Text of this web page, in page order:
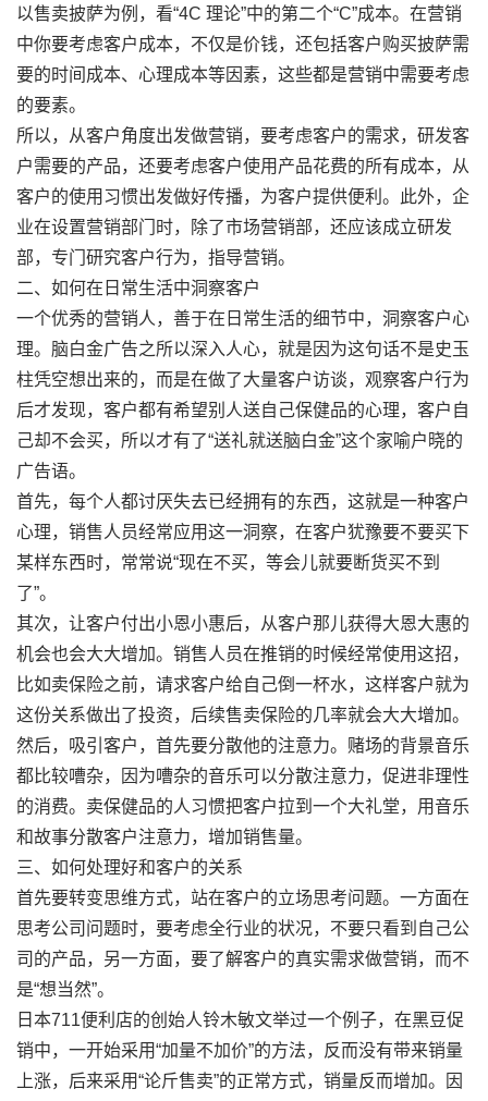
以售卖披萨为例，看“4C 理论”中的第二个“C”成本。在营销
中你要考虑客户成本，不仅是价钱，还包括客户购买披萨需
要的时间成本、心理成本等因素，这些都是营销中需要考虑
的要素。
所以，从客户角度出发做营销，要考虑客户的需求，研发客
户需要的产品，还要考虑客户使用产品花费的所有成本，从
客户的使用习惯出发做好传播，为客户提供便利。此外，企
业在设置营销部门时，除了市场营销部，还应该成立研发
部，专门研究客户行为，指导营销。
二、如何在日常生活中洞察客户
一个优秀的营销人，善于在日常生活的细节中，洞察客户心
理。脑白金广告之所以深入人心，就是因为这句话不是史玉
柱凭空想出来的，而是在做了大量客户访谈，观察客户行为
后才发现，客户都有希望别人送自己保健品的心理，客户自
己却不会买，所以才有了“送礼就送脑白金”这个家喻户晓的
广告语。
首先，每个人都讨厌失去已经拥有的东西，这就是一种客户
心理，销售人员经常应用这一洞察，在客户犹豫要不要买下
某样东西时，常常说“现在不买，等会儿就要断货买不到
了”。
其次，让客户付出小恩小惠后，从客户那儿获得大恩大惠的
机会也会大大增加。销售人员在推销的时候经常使用这招，
比如卖保险之前，请求客户给自己倒一杯水，这样客户就为
这份关系做出了投资，后续售卖保险的几率就会大大增加。
然后，吸引客户，首先要分散他的注意力。赌场的背景音乐
都比较嘈杂，因为嘈杂的音乐可以分散注意力，促进非理性
的消费。卖保健品的人习惯把客户拉到一个大礼堂，用音乐
和故事分散客户注意力，增加销售量。
三、如何处理好和客户的关系
首先要转变思维方式，站在客户的立场思考问题。一方面在
思考公司问题时，要考虑全行业的状况，不要只看到自己公
司的产品，另一方面，要了解客户的真实需求做营销，而不
是“想当然”。
日本711便利店的创始人铃木敏文举过一个例子，在黑豆促
销中，一开始采用“加量不加价”的方法，反而没有带来销量
上涨，后来采用“论斤售卖”的正常方式，销量反而增加。因